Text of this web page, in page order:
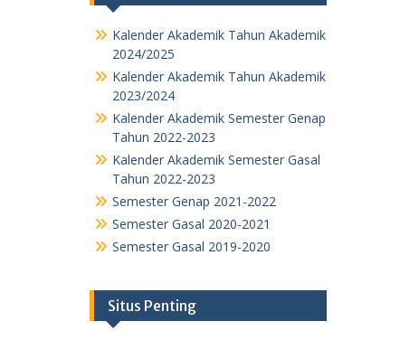
Kalender Akademik Tahun Akademik
2024/2025
Kalender Akademik Tahun Akademik
2023/2024
Kalender Akademik Semester Genap
Tahun 2022-2023
Kalender Akademik Semester Gasal
Tahun 2022-2023
Semester Genap 2021-2022
Semester Gasal 2020-2021
Semester Gasal 2019-2020
Situs Penting